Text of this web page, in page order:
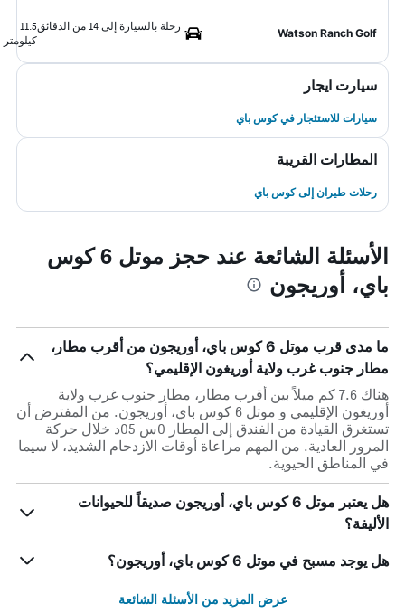
Watson Ranch Golf
رحلة بالسيارة إلى 14 من الدقائق
11.5
كيلومتر
سيارت ايجار
سيارات للاستئجار في كوس باي
المطارات القريبة
رحلات طيران إلى كوس باي
الأسئلة الشائعة عند حجز موتل 6 كوس
باي، أوريجون
ما مدى قرب موتل 6 كوس باي، أوريجون من أقرب مطار،
مطار جنوب غرب ولاية أوريغون الإقليمي؟
هناك 7.6 كم ميلاً بين أقرب مطار، مطار جنوب غرب ولاية
أوريغون الإقليمي و موتل 6 كوس باي، أوريجون. من المفترض أن
تستغرق القيادة من الفندق إلى المطار 0س 05د خلال حركة
المرور العادية. من المهم مراعاة أوقات الازدحام الشديد، لا سيما
في المناطق الحيوية.
هل يعتبر موتل 6 كوس باي، أوريجون صديقاً للحيوانات
الأليفة؟
هل يوجد مسبح في موتل 6 كوس باي، أوريجون؟
عرض المزيد من الأسئلة الشائعة